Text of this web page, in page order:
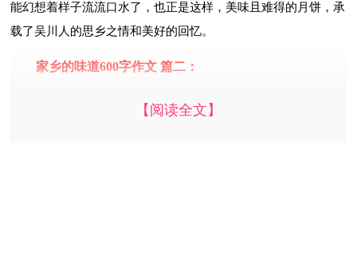
能幻想着样子流流口水了，也正是这样，美味且难得的月饼，承
载了吴川人的思乡之情和美好的回忆。
家乡的味道600字作文 篇二：
【阅读全文】